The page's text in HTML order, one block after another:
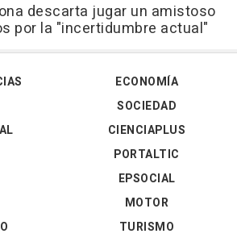
descarta jugar un amistoso
por la "incertidumbre actual"
ECONOMÍA
SOCIEDAD
CIENCIAPLUS
PORTALTIC
EPSOCIAL
MOTOR
TURISMO